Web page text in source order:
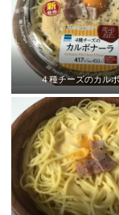
４種チーズのカル